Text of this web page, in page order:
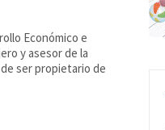
Económico e
y asesor de la
ser propietario de